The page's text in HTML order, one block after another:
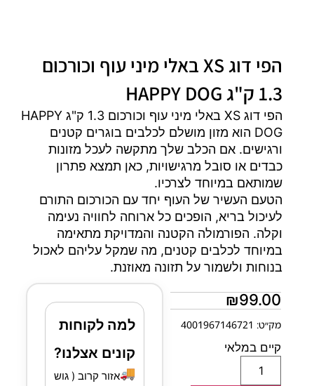
הפי דוג XS באלי מיני עוף וכורכום
1.3 ק"ג HAPPY DOG
הפי דוג XS באלי מיני עוף וכורכום 1.3 ק"ג HAPPY
DOG הוא מזון מושלם לכלבים בוגרים קטנים
ורגישים. אם הכלב שלך מתקשה לעכל מזונות
כבדים או סובל מרגישויות, כאן תמצא פתרון
שמותאם במיוחד לצרכיו.
הטעם העשיר של העוף יחד עם הכורכום התורם
לעיכול בריא, הופכים כל ארוחה לחוויה נעימה
וקלה. הפורמולה הקטנה והמדויקת מתאימה
במיוחד לכלבים קטנים, מה שמקל עליהם לאכול
בנוחות ולשמור על תזונה מאוזנת.
₪99.00
מק״ט: 4001967146721
קיים במלאי
למה לקוחות
קונים אצלנו?
🚚אזור קרוב ( גוש